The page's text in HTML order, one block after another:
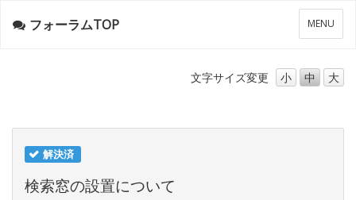
メ
ニ
ー
MENU
フォーラムTOP
文字サイズ変更 小 中 大
解決済
検索窓の設置について